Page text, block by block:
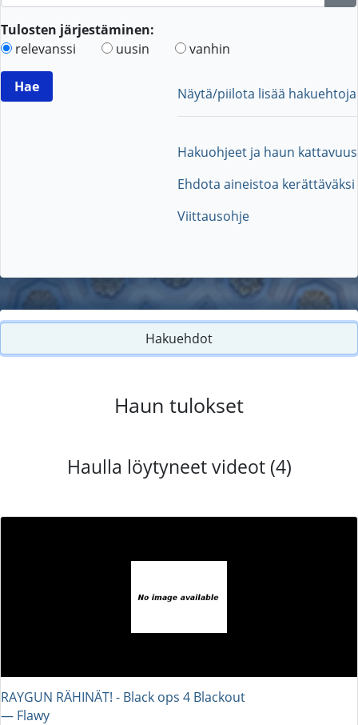
Tulosten järjestäminen:
relevanssi
uusin vanhin
Näytä/piilota lisää hakuehtoja
Hakuohjeet ja haun kattavuus
Ehdota aineistoa kerättäväksi
Viittausohje
Hakuehdot
Haun tulokset
Haulla löytyneet videot (4)
RAYGUN RÄHINÄT! - Black ops 4 Blackout
― Flawy